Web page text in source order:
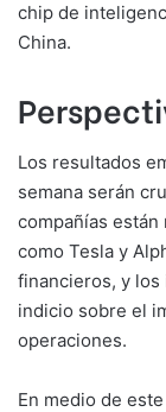
chip de
China.
Los resultados
semana serán
compañías
como Tesla y
financieros, y
indicio sobre el
operaciones.
En medio de